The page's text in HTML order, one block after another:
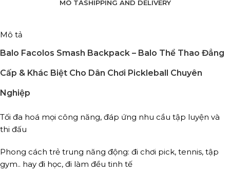
MÔ TẢSHIPPING AND DELIVERY
Mô tả
Balo Facolos Smash Backpack – Balo Thể Thao Đẳng
Cấp & Khác Biệt Cho Dân Chơi Pickleball Chuyên
Nghiệp
Tối đa hoá mọi công năng, đáp ứng nhu cầu tập luyện và
thi đấu
Phong cách trẻ trung năng động: đi chơi pick, tennis, tập
gym.. hay đi học, đi làm đều tinh tế